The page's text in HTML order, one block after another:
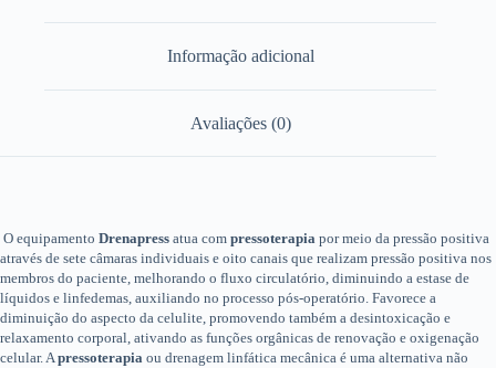
Informação adicional
Avaliações (0)
O equipamento Drenapress atua com pressoterapia por meio da pressão positiva
através de sete câmaras individuais e oito canais que realizam pressão positiva nos
membros do paciente, melhorando o fluxo circulatório, diminuindo a estase de
líquidos e linfedemas, auxiliando no processo pós-operatório. Favorece a
diminuição do aspecto da celulite, promovendo também a desintoxicação e
relaxamento corporal, ativando as funções orgânicas de renovação e oxigenação
celular. Apressoterapia ou drenagem linfática mecânica é uma alternativa não